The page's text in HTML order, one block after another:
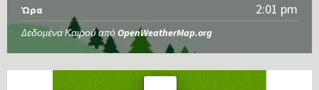
Ώρα 2:01 pm
Δεδομένα Καιρού από OpenWeatherMap.org